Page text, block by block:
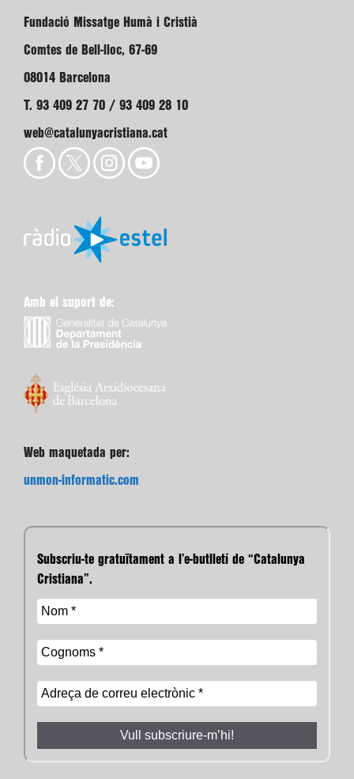
Fundació Missatge Humà i Cristià
Comtes de Bell-lloc, 67-69
08014 Barcelona
T. 93 409 27 70 / 93 409 28 10
web@catalunyacristiana.cat
Amb el suport de:
Web maquetada per:
unmon-informatic.com
Subscriu-te gratuïtament a l’e-butlletí de “Catalunya
Cristiana”.